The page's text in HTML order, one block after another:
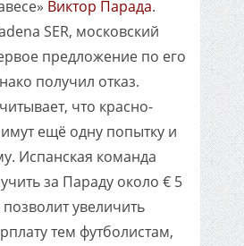
Виктор Парада.
SER, московский
предложение по его
получил отказ.
что красно-
ещё одну попытку и
Испанская команда
за Параду около € 5
увеличить
тем футболистам,